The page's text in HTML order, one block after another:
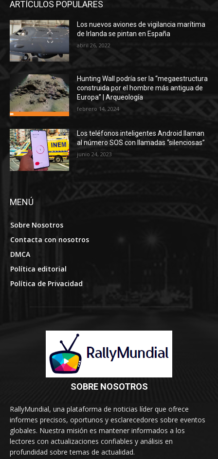
ARTÍCULOS POPULARES
Los nuevos aviones de vigilancia marítima
de Irlanda se pintan en España
abril 26, 2022
Hunting Wall podría ser la “megaestructura
construida por el hombre más antigua de
Europa” | Arqueología
febrero 14, 2024
Los teléfonos inteligentes Android llaman
al número SOS con llamadas “silenciosas”
junio 24, 2023
MENÚ
Sobre Nosotros
Contacta con nosotros
DMCA
Política editorial
Política de Privacidad
SOBRE NOSOTROS
RallyMundial, una plataforma de noticias líder que ofrece
informes precisos, oportunos y esclarecedores sobre eventos
globales. Nuestra misión es mantener informados a los
lectores con actualizaciones confiables y análisis en
profundidad sobre temas de actualidad.